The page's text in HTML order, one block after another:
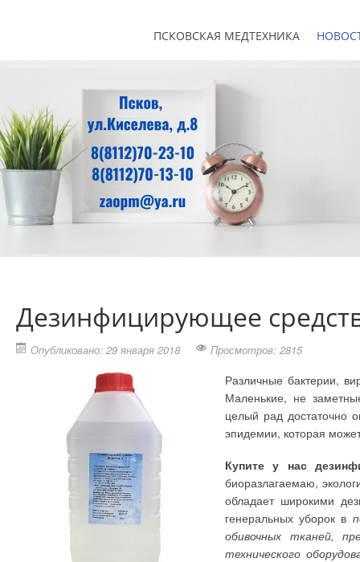
ПСКОВСКАЯ МЕДТЕХНИКА
Дезинфицирующее
Опубликовано: 29 января 2018 Просмотров: 2815
Различные бактерии,
Маленькие, не
целый рад достаточно
эпидемии, которая
Купите у нас
биоразлагаемаю,
обладает широкими
генеральных уборок в
обивочных тканей,
технического